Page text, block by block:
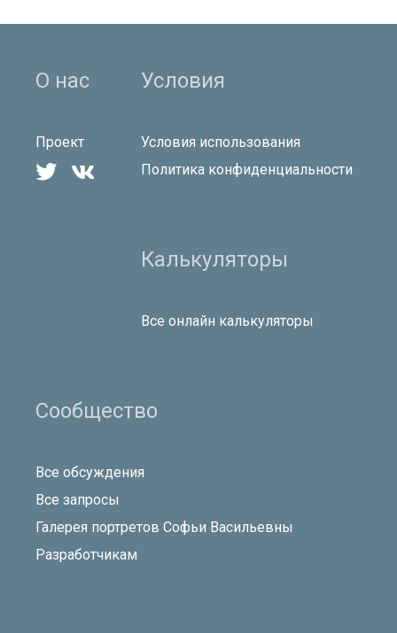
О нас
Проект
 
Условия
Условия использования
Политика конфиденциальности
Калькуляторы
Все онлайн калькуляторы
Сообщество
Все обсуждения
Все запросы
Галерея портретов Софьи Васильевны
Разработчикам